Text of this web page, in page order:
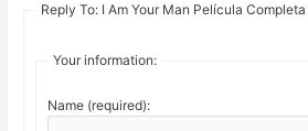
Reply To: I Am Your Man Película
Your information:
Name (required):